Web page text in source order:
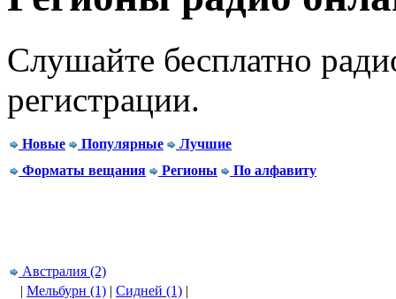
Слушайте бесплатно
регистрации.
Новые Популярные
Лучшие
Форматы вещания
Регионы По алфавиту
Австралия (2)
| Мельбурн (1) | Сидней (1) |